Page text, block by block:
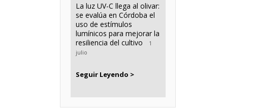
La luz UV-C llega al olivar:
se evalúa en Córdoba el
uso de estímulos
lumínicos para mejorar la
resiliencia del cultivo
1
julio
Seguir Leyendo >